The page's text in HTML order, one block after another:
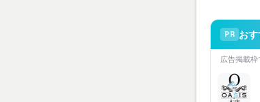
PR お
広告掲載枠